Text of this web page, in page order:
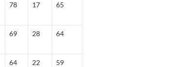
78 17 65
69 28 64
64 22 59